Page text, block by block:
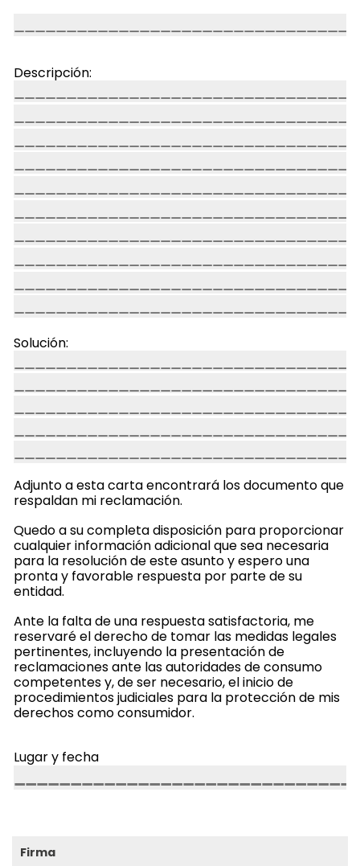
Descripción:
Solución:
Adjunto a esta carta encontrará los documento que
respaldan mi reclamación.
Quedo a su completa disposición para proporcionar
cualquier información adicional que sea necesaria
para la resolución de este asunto y espero una
pronta y favorable respuesta por parte de su
entidad.
Ante la falta de una respuesta satisfactoria, me
reservaré el derecho de tomar las medidas legales
pertinentes, incluyendo la presentación de
reclamaciones ante las autoridades de consumo
competentes y, de ser necesario, el inicio de
procedimientos judiciales para la protección de mis
derechos como consumidor.
Lugar y fecha
Firma